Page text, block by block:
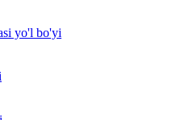
yo'l bo'yi